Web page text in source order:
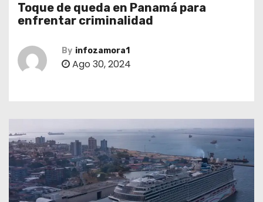
Toque de queda en Panamá para
enfrentar criminalidad
By infozamora1
Ago 30, 2024